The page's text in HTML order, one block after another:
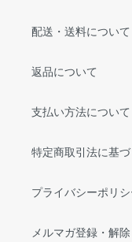
配送・送料について
返品について
支払い方法について
特定商取引法に基
プライバシーポリ
メルマガ登録・解除